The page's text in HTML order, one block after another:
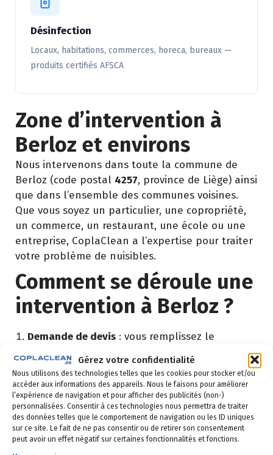
Gérez votre confidentialité
Nous utilisons des technologies telles que les cookies pour stocker et/ou
accéder aux informations des appareils. Nous le faisons pour améliorer
l’expérience de navigation et pour afficher des publicités (non-)
personnalisées. Consentir à ces technologies nous permettra de traiter
des données telles que le comportement de navigation ou les ID uniques
sur ce site. Le fait de ne pas consentir ou de retirer son consentement
peut avoir un effet négatif sur certaines fonctionnalités et fonctions.
Désinfection
Locaux, habitations, commerces, horeca, bureaux —
produits certifiés AFSCA
Zone d’intervention à
Berloz et environs
Nous intervenons dans toute la commune de
Berloz (code postal 4257, province de Liège) ainsi
que dans l’ensemble des communes voisines.
Que vous soyez un particulier, une copropriété,
un commerce, un restaurant, une école ou une
entreprise, CoplaClean a l’expertise pour traiter
votre problème de nuisibles.
Comment se déroule une
intervention à Berloz ?
Demande de devis : vous remplissez le
formulaire ci-dessous ou vous nous appelez au
02 523 21 89. Réponse sous 24h.
Diagnostic gratuit: notre technicien vient
identifier la nuisance et son origine.
Intervention ciblée: traitement adapté,
produits certifiés, sécurité maximale, discrétion